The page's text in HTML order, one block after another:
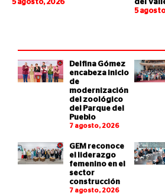
5 agosto, 2026
del
5
Delfina Gómez
encabeza inicio
de
modernización
del zoológico
del Parque del
Pueblo
7 agosto, 2026
GEM reconoce
el liderazgo
femenino en el
sector
construcción
7 agosto, 2026